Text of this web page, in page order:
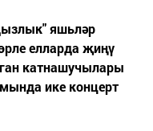
яшьләр
елларда җиңү
катнашучылары
ике концерт